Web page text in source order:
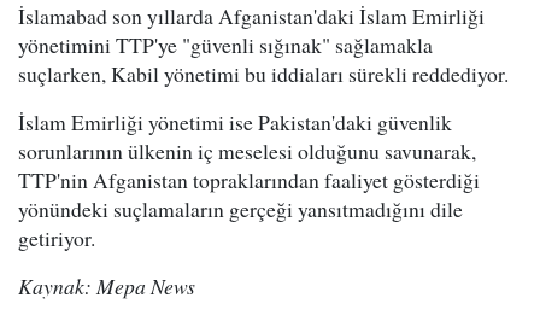
İslamabad son yıllarda Afganistan'daki İslam Emirliği
yönetimini TTP'ye "güvenli sığınak" sağlamakla
suçlarken, Kabil yönetimi bu iddiaları sürekli reddediyor.
İslam Emirliği yönetimi ise Pakistan'daki güvenlik
sorunlarının ülkenin iç meselesi olduğunu savunarak,
TTP'nin Afganistan topraklarından faaliyet gösterdiği
yönündeki suçlamaların gerçeği yansıtmadığını dile
getiriyor.
Kaynak: Mepa News